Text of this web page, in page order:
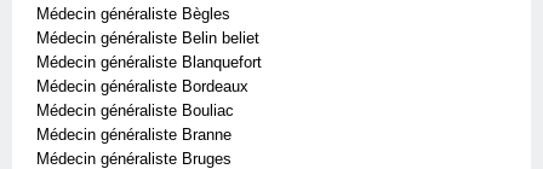
Médecin généraliste Bègles
Médecin généraliste Belin beliet
Médecin généraliste Blanquefort
Médecin généraliste Bordeaux
Médecin généraliste Bouliac
Médecin généraliste Branne
Médecin généraliste Bruges